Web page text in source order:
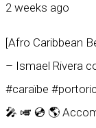
2 weeks ago
[Afro Caribbean
– Ismael Rivera
#caraïbe
🎤 🎺 💿 🌎